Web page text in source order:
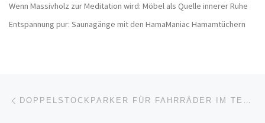
Wenn Massivholz zur Meditation wird: Möbel als Quelle innerer Ruhe
Entspannung pur: Saunagänge mit den HamaManiac Hamamtüchern
Beitragsnavigation DOPPELSTOCKPARKER FÜR FAHRRÄDER IM TEST: WIE GUT IST DIE INNOVATIVE LÖSUNG?